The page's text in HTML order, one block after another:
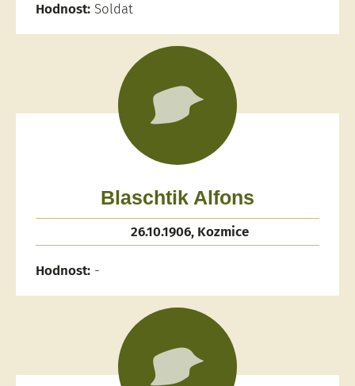
Hodnost: Soldat
Blaschtik Alfons
26.10.1906, Kozmice
Hodnost: -